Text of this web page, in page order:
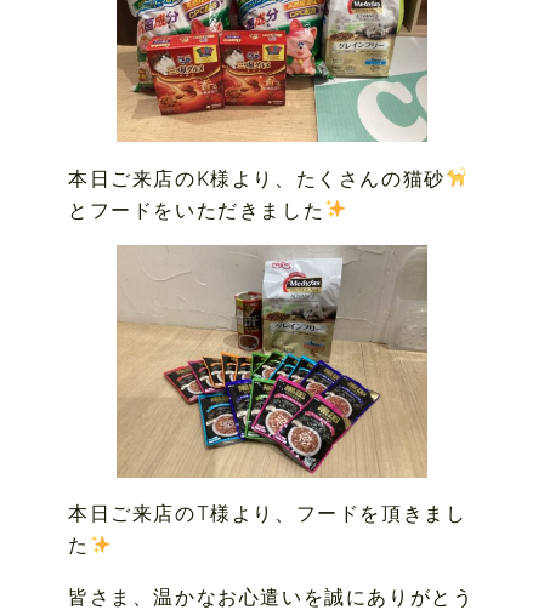
本日ご来店のK様より、たくさんの猫砂
とフードをいただきました
本日ご来店のT様より、フードを頂きまし
た
皆さま、温かなお心遣いを誠にありがとう